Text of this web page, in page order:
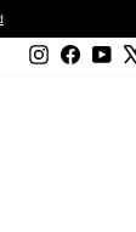
Instagram